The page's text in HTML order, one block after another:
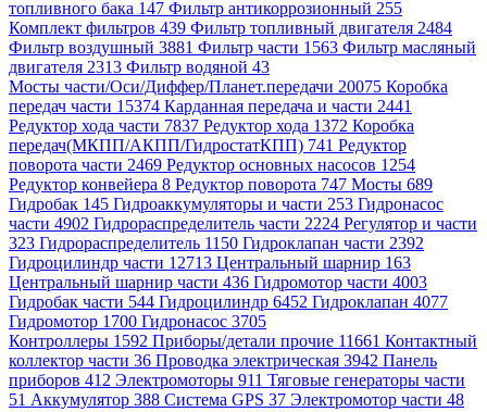
топливного бака 147 Фильтр антикоррозионный 255
Комплект фильтров 439 Фильтр топливный двигателя 2484
Фильтр воздушный 3881 Фильтр части 1563 Фильтр масляный
двигателя 2313 Фильтр водяной 43
Мосты части/Оси/Диффер/Планет.передачи 20075 Коробка
передач части 15374 Карданная передача и части 2441
Редуктор хода части 7837 Редуктор хода 1372 Коробка
передач(МКПП/АКПП/ГидростатКПП) 741 Редуктор
поворота части 2469 Редуктор основных насосов 1254
Редуктор конвейера 8 Редуктор поворота 747 Мосты 689
Гидробак 145 Гидроаккумуляторы и части 253 Гидронасос
части 4902 Гидрораспределитель части 2224 Регулятор и части
323 Гидрораспределитель 1150 Гидроклапан части 2392
Гидроцилиндр части 12713 Центральный шарнир 163
Центральный шарнир части 436 Гидромотор части 4003
Гидробак части 544 Гидроцилиндр 6452 Гидроклапан 4077
Гидромотор 1700 Гидронасос 3705
Контроллеры 1592 Приборы/детали прочие 11661 Контактный
коллектор части 36 Проводка электрическая 3942 Панель
приборов 412 Электромоторы 911 Тяговые генераторы части
51 Аккумулятор 388 Система GPS 37 Электромотор части 48